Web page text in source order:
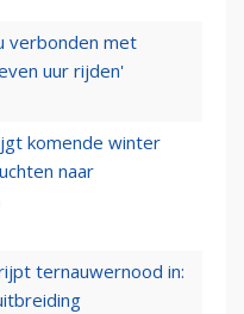
verbonden met
uur rijden'
komende winter
naar
ternauwernood in: